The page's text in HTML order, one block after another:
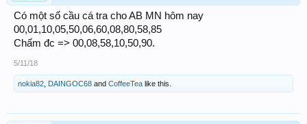
Có một số cầu cá tra cho AB MN hôm nay
00,01,10,05,50,06,60,08,80,58,85
Chấm đc => 00,08,58,10,50,90.
5/11/18
nokia82 DAINGOC68 and CoffeeTea like this.